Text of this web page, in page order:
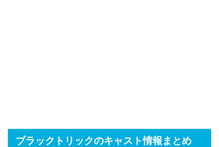
ブラックトリックのキャスト情報まとめ